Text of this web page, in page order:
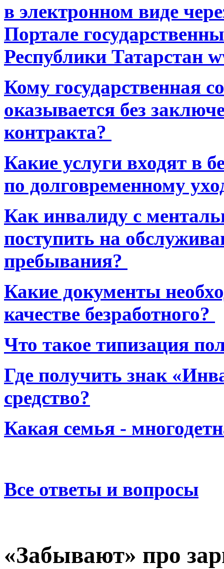
в электронном виде
Портале
Республики Татарстан
Кому государственная
оказывается без
контракта?
Какие услуги входят в
по долговременному
Как инвалиду с
поступить на
пребывания?
Какие документы
качестве безработного?
Что такое типизация
Где получить знак
средство?
Какая семья -
Все ответы и вопросы
«Забывают» про